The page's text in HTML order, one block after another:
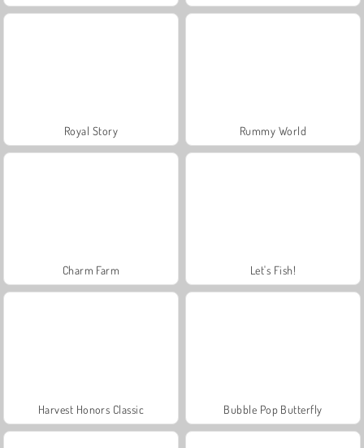
Royal Story Rummy World
Charm Farm Let's Fish!
Harvest Honors Classic Bubble Pop Butterfly